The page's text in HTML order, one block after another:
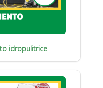
idropulitrice